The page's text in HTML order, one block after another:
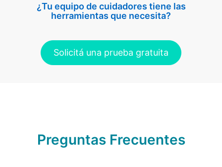
¿Tu equipo de cuidadores tiene las
herramientas que necesita?
Solicitá una prueba gratuita
Preguntas Frecuentes